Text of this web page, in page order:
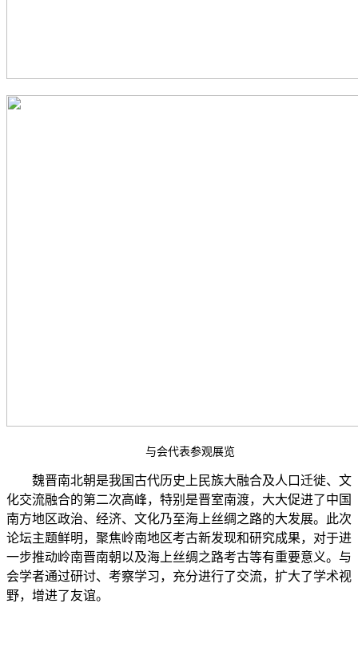
与会代表参观展览
魏晋南北朝是我国古代历史上民族大融合及人口迁徙、文
化交流融合的第二次高峰，特别是晋室南渡，大大促进了中国
南方地区政治、经济、文化乃至海上丝绸之路的大发展。此次
论坛主题鲜明，聚焦岭南地区考古新发现和研究成果，对于进
一步推动岭南晋南朝以及海上丝绸之路考古等有重要意义。与
会学者通过研讨、考察学习，充分进行了交流，扩大了学术视
野，增进了友谊。